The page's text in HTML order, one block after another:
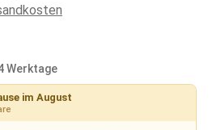
Werktage
im August